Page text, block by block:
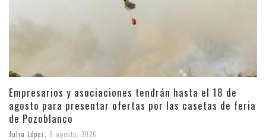
Empresarios y asociaciones tendrán hasta el 18 de
agosto para presentar ofertas por las casetas de feria
de Pozoblanco
Julia López 6 agosto, 2026